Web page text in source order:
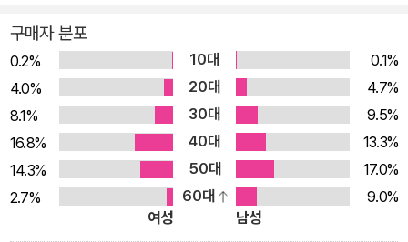
계를 지배하는 과정의 결정적 도구로 활용되었다. 그들이 짜놓은
권력 게임의 중심엔 ‘문명과 야만’이 자리 잡고 있다. 이 책은 현
대 문명을 지탱하는 열 가지 핵심 가치의 생성 과정을 탐구하며,
서구 권력이 어떻게 자신들의 프레임을 활용해 세계를 문명과 야
만으로 나누고, 억압과 착취의 역사를 펼쳤는지 파헤친다. 과학을
독차지한 자들은 누구인가? ‘고전’은 누가 결정하며, 어떻게 제국
주의의 비전이 되었나? 피라미드는 외계인이 지었다는 말에 숨
겨진 뜻은? 시간은 왜 우리를 걷잡을 수 없이 조여오는가? 잉카
구매자 분포
0.2% 10대
0.1%
4.0%
20대
4.7%
8.1%
30대
9.5%
16.8%
40대
13.3%
14.3%
50대
17.0%
2.7%
60대
9.0%
여성
남성